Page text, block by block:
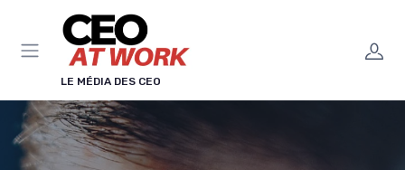
LE MÉDIA DES CEO
Panneau de gestion des cookies